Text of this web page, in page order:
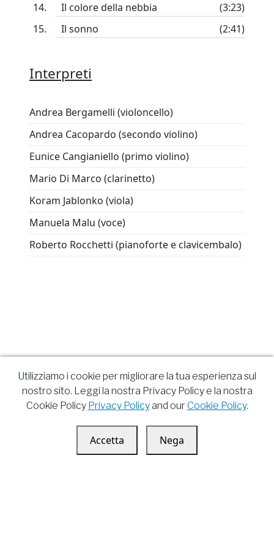
Il colore della nebbia
(3:23)
Il sonno
(2:41)
Interpreti
Andrea Bergamelli (violoncello)
Andrea Cacopardo (secondo violino)
Eunice Cangianiello (primo violino)
Mario Di Marco (clarinetto)
Koram Jablonko (viola)
Manuela Malu (voce)
Roberto Rocchetti (pianoforte e clavicembalo)
Utilizziamo i cookie per migliorare la tua esperienza sul
nostro sito. Leggi la nostra Privacy Policy e la nostra
Cookie Policy Privacy Policyand our Cookie Policy.
Accetta Nega